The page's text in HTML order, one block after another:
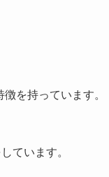
を持っています。
ています。